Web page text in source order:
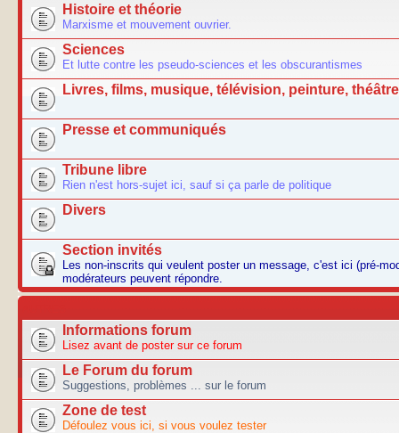
Histoire et théorie
Marxisme et mouvement ouvrier.
Sciences
Et lutte contre les pseudo-sciences et les obscurantismes
Livres, films, musique, télévision, peinture,
Presse et communiqués
Tribune libre
Rien n'est hors-sujet ici, sauf si ça parle de politique
Divers
Section invités
Les non-inscrits qui veulent poster un message, c'est ici (pré-
modérateurs peuvent répondre.
Informations forum
Lisez avant de poster sur ce forum
Le Forum du forum
Suggestions, problèmes ... sur le forum
Zone de test
Défoulez vous ici, si vous voulez tester